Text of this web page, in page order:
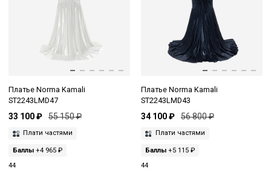
Платье Norma Kamali
ST2243LMD47
33 100 ₽ 55 150 ₽
Плати частями
Баллы +4 965 ₽
44
Платье Norma Kamali
ST2243LMD43
34 100 ₽ 56 800 ₽
Плати частями
Баллы+5 115 ₽
44